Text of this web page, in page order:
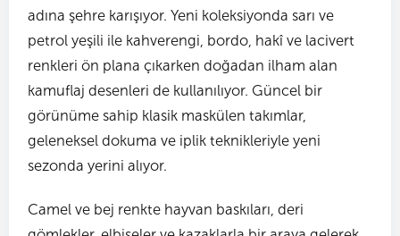
adına şehre karışıyor. Yeni koleksiyonda sarı ve
petrol yeşili ile kahverengi, bordo, hakî ve lacivert
renkleri ön plana çıkarken doğadan ilham alan
kamuflaj desenleri de kullanılıyor. Güncel bir
görünüme sahip klasik maskülen takımlar,
geleneksel dokuma ve iplik teknikleriyle yeni
sezonda yerini alıyor.
Camel ve bej renkte hayvan baskıları, deri